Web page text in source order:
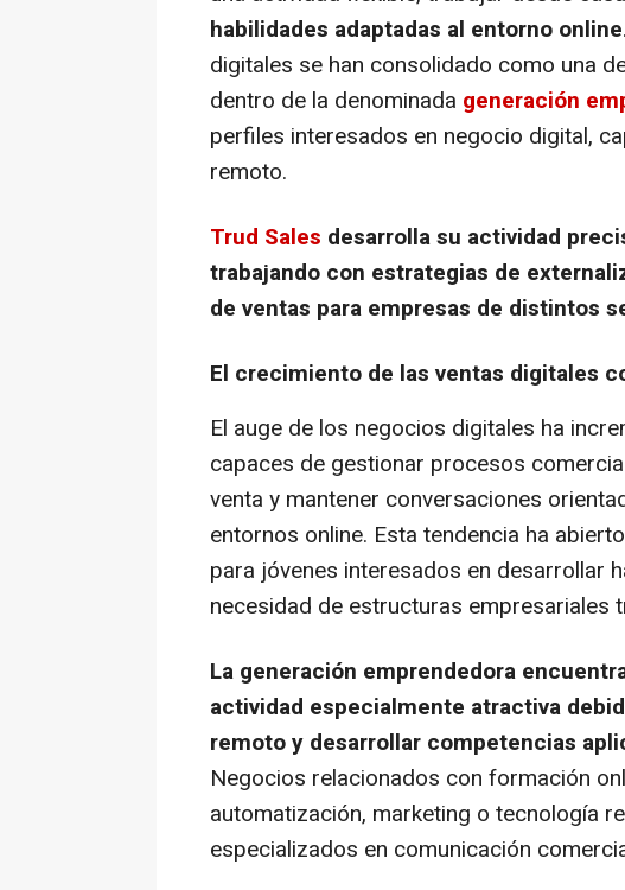
habilidades adaptadas al entorno online
digitales se han consolidado como una
dentro de la denominada generación
perfiles interesados en negocio digital,
remoto.
Trud Sales desarrolla su actividad
trabajando con estrategias de
de ventas para empresas de distintos
El crecimiento de las ventas digitales
El auge de los negocios digitales ha
capaces de gestionar procesos
venta y mantener conversaciones
entornos online. Esta tendencia ha
para jóvenes interesados en desarrollar
necesidad de estructuras empresariales
La generación emprendedora
actividad especialmente atractiva
remoto y desarrollar competencias
Negocios relacionados con formación
automatización, marketing o tecnología
especializados en comunicación